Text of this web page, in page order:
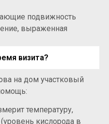
подвижность
выраженная
визита?
на дом участковый
температуру,
кислорода в